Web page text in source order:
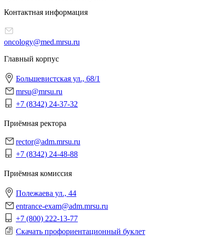
Контактная информация
oncology@med.mrsu.ru
Главный корпус
Большевистская ул., 68/1
mrsu@mrsu.ru
+7 (8342) 24-37-32
Приёмная ректора
rector@adm.mrsu.ru
+7 (8342) 24-48-88
Приёмная комиссия
Полежаева ул., 44
entrance-exam@adm.mrsu.ru
+7 (800) 222-13-77
Скачать профориентационный буклет